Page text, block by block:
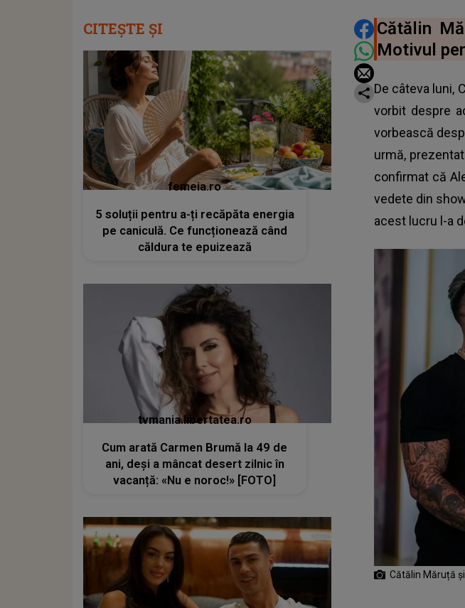
DISTRIBUIE
Cătălin
Motivul
De câteva luni,
vorbit despre
vorbească
urmă,
confirmat că
vedete din
acest lucru l-a
Cătălin Măruță
CITEȘTE ȘI
femeia.ro
5 soluții pentru a-ți recăpăta energia
pe caniculă. Ce funcționează când
căldura te epuizează
tvmania.libertatea.ro
Cum arată Carmen Brumă la 49 de
ani, deși a mâncat desert zilnic în
vacanță: «Nu e noroc!» [FOTO]